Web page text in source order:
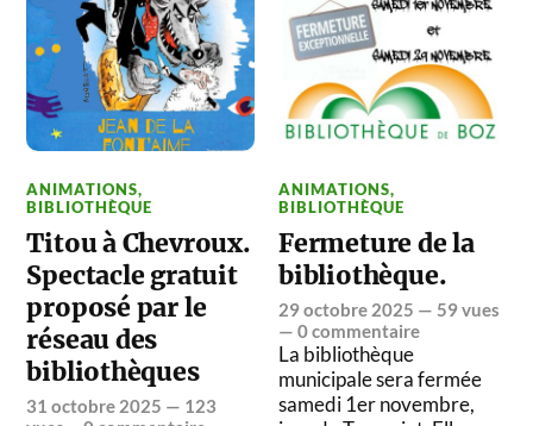
ANIMATIONS,
BIBLIOTHÈQUE
Titou à Chevroux.
Spectacle gratuit
proposé par le
réseau des
bibliothèques
31 octobre 2025 — 123
ANIMATIONS,
BIBLIOTHÈQUE
Fermeture de la
bibliothèque.
29 octobre 2025 — 59 vues
—0 commentaire
La bibliothèque
municipale sera fermée
samedi 1er novembre,